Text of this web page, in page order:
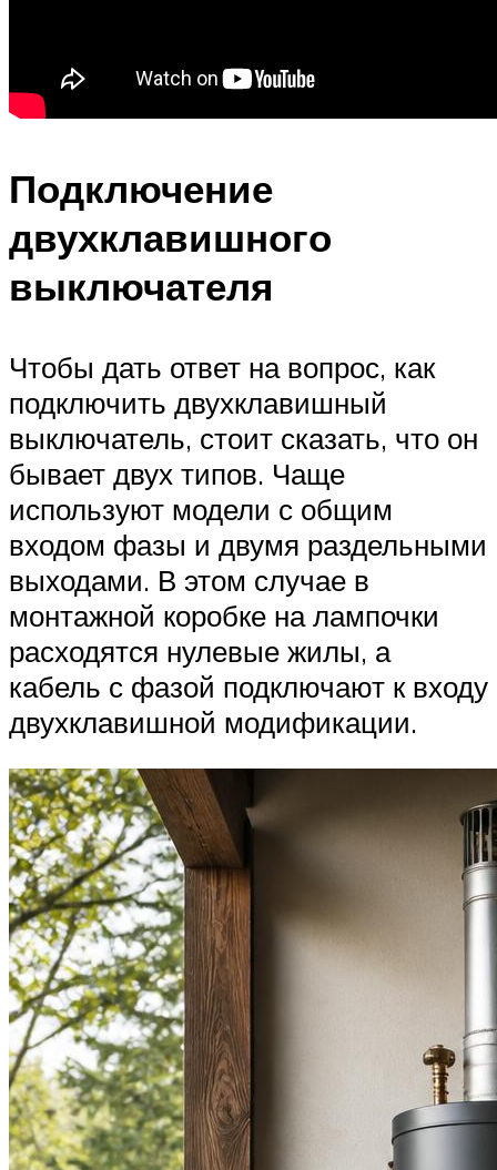
Подключение
двухклавишного
выключателя
Чтобы дать ответ на вопрос, как
подключить двухклавишный
выключатель, стоит сказать, что он
бывает двух типов. Чаще
используют модели с общим
входом фазы и двумя раздельными
выходами. В этом случае в
монтажной коробке на лампочки
расходятся нулевые жилы, а
кабель с фазой подключают к входу
двухклавишной модификации.